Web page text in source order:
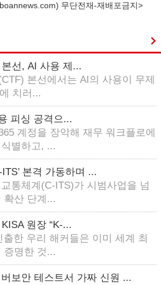
) 무단전재-재배포금지>
선, AI 사용 제...
본선에서는 AI의 사용이 무제
치러...
피싱 공격으...
계정을 장악해 재무 워크플로에
별하고, ...
본격 가동하며 ...
통체계(C-ITS)가 시범사업을 넘
확산 단계...
원장 “K-...
출한 우리 해커들은 이미 세계 최
증명한 것...
보안 테스트서 가짜 신원 ...